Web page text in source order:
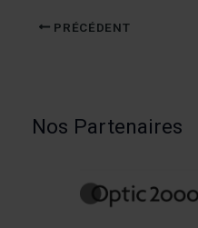
PRÉCÉDENT
Nos Partenaires